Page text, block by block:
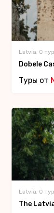
Latvia, 0
Dobele
Туры от
Latvia, 0
The